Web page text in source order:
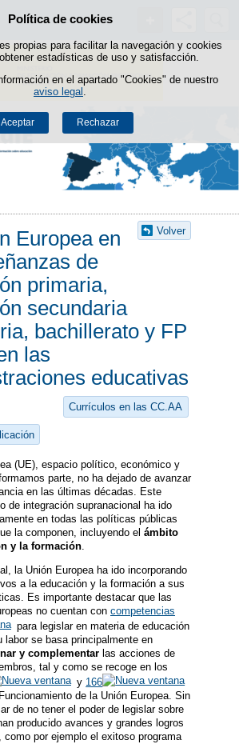
Política de cookies
propias para facilitar la navegación y cookies
estadísticas de uso y satisfacción.
en el apartado "Cookies" de nuestro
aviso legal
Aceptar Rechazar
Saltar al contenido
Volver
Europea en
de
primaria,
secundaria
bachillerato y FP
las
educativas
Currículos en las CC.AA
(UE), espacio político, económico y
parte, no ha dejado de avanzar
en las últimas décadas. Este
de integración supranacional ha ido
en todas las políticas públicas
la componen, incluyendo el ámbito
y la formación
la Unión Europea ha ido incorporando
a la educación y la formación a sus
Es importante destacar que las
no cuentan con competencias
para legislar en materia de educación
labor se basa principalmente en
y complementar las acciones de
tal y como se recoge en los
y 166
de la Unión Europea. Sin
de no tener el poder de legislar sobre
producido avances y grandes logros
como por ejemplo el exitoso programa